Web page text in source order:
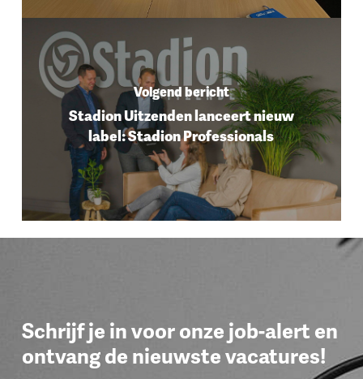
Volgend bericht
Stadion Uitzenden lanceert nieuw
label: Stadion Professionals
Schrijf je in voor onze job-alert en
ontvang de nieuwste vacatures!